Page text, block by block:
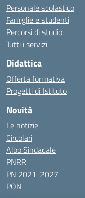
Personale scolastico
Famiglie e studenti
Percorsi di studio
Tutti i servizi
Didattica
Offerta formativa
Progetti di Istituto
Novità
Le notizie
Circolari
Albo Sindacale
PNRR
PN 2021-2027
PON